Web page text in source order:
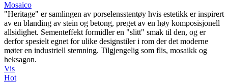
Mosaico
"Heritage" er samlingen av porselensstentøy hvis estetikk er inspirert
av en blanding av stein og betong, preget av en høy komposisjonell
allsidighet. Sementeffekt formidler en "slitt" smak til den, og er
derfor spesielt egnet for ulike designstiler i rom der det moderne
møter en industriell stemning. Tilgjengelig som flis, mosaikk og
heksagon.
Vis
Hot